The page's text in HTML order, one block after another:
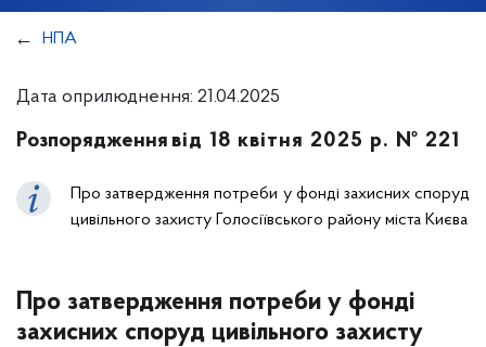
НПА
Дата оприлюднення: 21.04.2025
Розпорядження від 18 квітня 2025 р. № 221
Про затвердження потреби у фонді захисних споруд
цивільного захисту Голосіївського району міста Києва
Про затвердження потреби у фонді
захисних споруд цивільного захисту